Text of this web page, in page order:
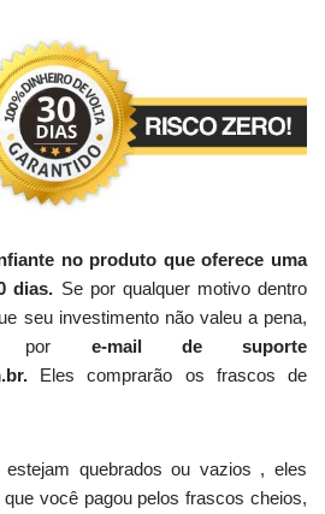
no produto que oferece uma
dias. Se por qualquer motivo dentro
seu investimento não valeu a pena,
por e-mail de suporte
Eles comprarão os frascos de
quebrados ou vazios , eles
você pagou pelos frascos cheios,